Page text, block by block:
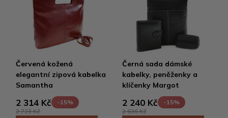
Červená kožená
elegantní zipová kabelka
Samantha
2 314 Kč
-15%
2 723 Kč
Černá sada dámské
kabelky, peněženky a
klíčenky Margot
2 240 Kč
-15%
2 636 Kč